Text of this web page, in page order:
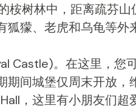
桉树林中，距离疏芬
獴、老虎和乌龟等
Castle)。在这里，您
间城堡仅周末开放，
，这里有小朋友们